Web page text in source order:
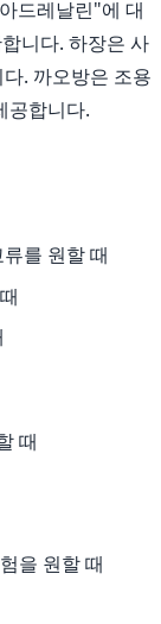
드레날린"에 대
니다. 하장은 사
. 까오방은 조용
공합니다.
를 원할 때
때
을 원할 때